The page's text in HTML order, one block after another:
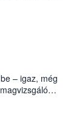
– igaz, még
Győző által